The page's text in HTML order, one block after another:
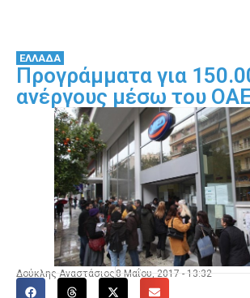
ΕΛΛΑΔΑ
Προγράμματα για
ανέργους μέσω του
Δούκλης Αναστάσιος 8 Μαΐου, 2017 - 13:32